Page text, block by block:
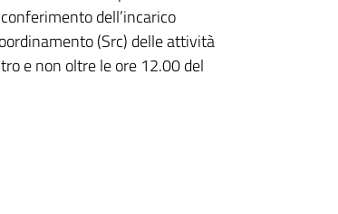
dell’incarico
(Src) delle attività
e non oltre le ore 12.00 del